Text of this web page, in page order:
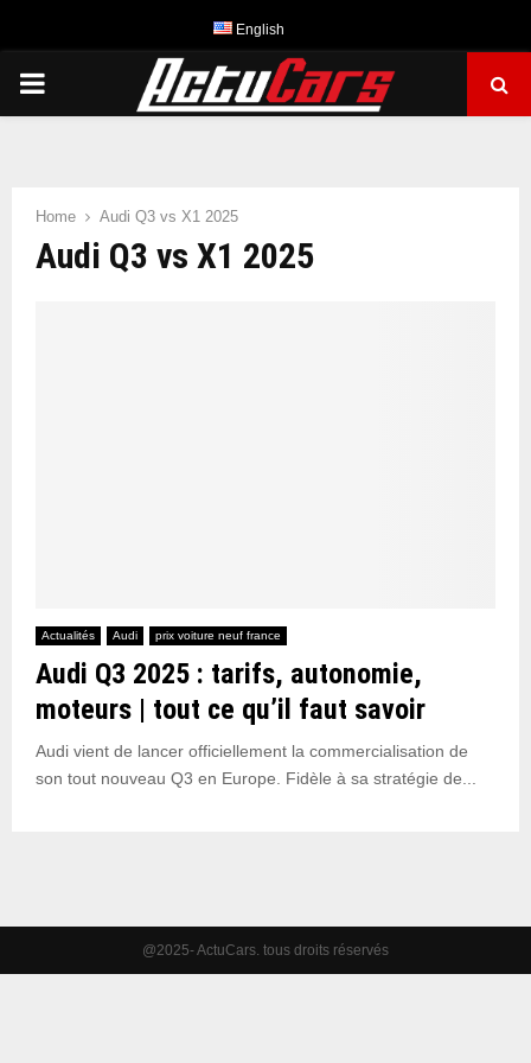
English
PRIMARY
Home Audi Q3 vs X1 2025
Audi Q3 vs X1 2025
Actualités Audi prix voiture neuf france
Audi Q3 2025 : tarifs, autonomie,
moteurs | tout ce qu’il faut savoir
Audi vient de lancer officiellement la commercialisation de
son tout nouveau Q3 en Europe. Fidèle à sa stratégie de...
@2025- ActuCars. tous droits réservés